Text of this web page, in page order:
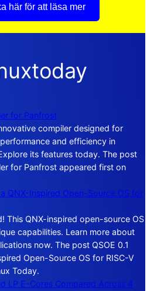
här för att läsa mer
for Panfrost
compiler designed for
and efficiency in
its features today. The post
for Panfrost appeared first on
QNX-Inspired Open-Source OS for
This QNX-inspired open-source OS
capabilities. Learn more about
now. The post QSOE 0.1
Open-Source OS for RISC-V
Today.
LP E-Cores Compared Across 4